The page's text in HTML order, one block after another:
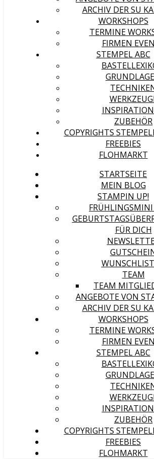
ARCHIV DER SU
WORKSHOPS
TERMINE
FIRMEN
STEMPEL ABC
ZUBEHÖR
COPYRIGHTS
FREEBIES
FLOHMARKT
STARTSEITE
MEIN BLOG
STAMPIN UP!
FÜR DICH
TEAM
TEAM
ANGEBOTE VON
ARCHIV DER SU
WORKSHOPS
TERMINE
FIRMEN
STEMPEL ABC
ZUBEHÖR
COPYRIGHTS
FREEBIES
FLOHMARKT